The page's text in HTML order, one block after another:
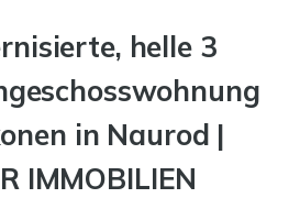
helle 3
in Naurod |
IMMOBILIEN